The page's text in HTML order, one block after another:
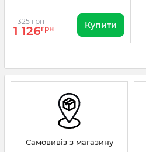
1 325 грн
1 126грн Купити
Самовивіз з магазину